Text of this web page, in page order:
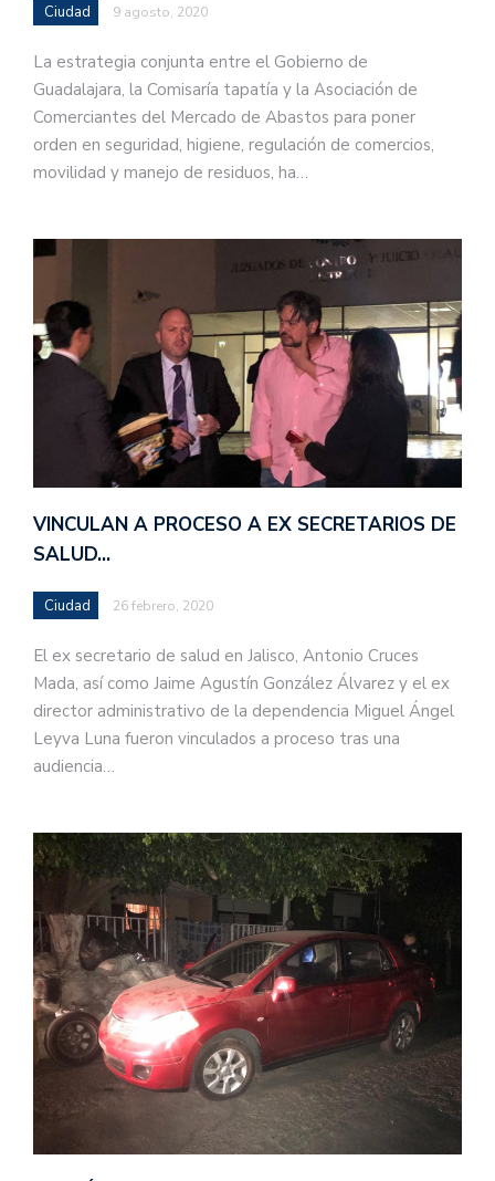
Ciudad 9 agosto, 2020
La estrategia conjunta entre el Gobierno de
Guadalajara, la Comisaría tapatía y la Asociación de
Comerciantes del Mercado de Abastos para poner
orden en seguridad, higiene, regulación de comercios,
movilidad y manejo de residuos, ha…
VINCULAN A PROCESO A EX SECRETARIOS DE
SALUD…
Ciudad 26 febrero, 2020
El ex secretario de salud en Jalisco, Antonio Cruces
Mada, así como Jaime Agustín González Álvarez y el ex
director administrativo de la dependencia Miguel Ángel
Leyva Luna fueron vinculados a proceso tras una
audiencia…